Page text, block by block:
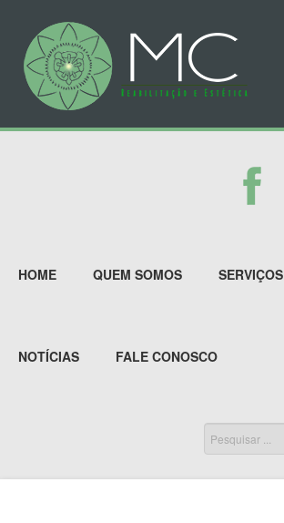
HOME QUEM SOMOS SERVIÇOS
NOTÍCIAS FALE CONOSCO